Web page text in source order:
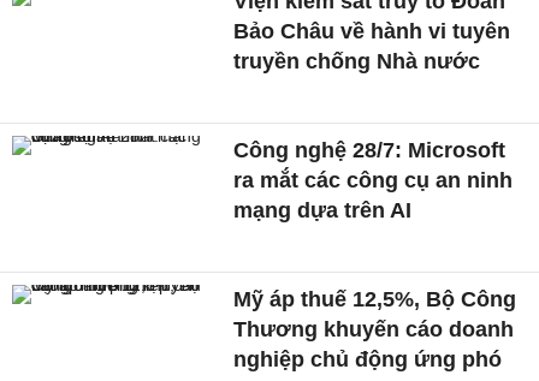
Bảo Châu về hành vi tuyên
truyền chống Nhà nước
Công nghệ 28/7: Microsoft
ra mắt các công cụ an ninh
mạng dựa trên AI
Mỹ áp thuế 12,5%, Bộ Công
Thương khuyến cáo doanh
nghiệp chủ động ứng phó